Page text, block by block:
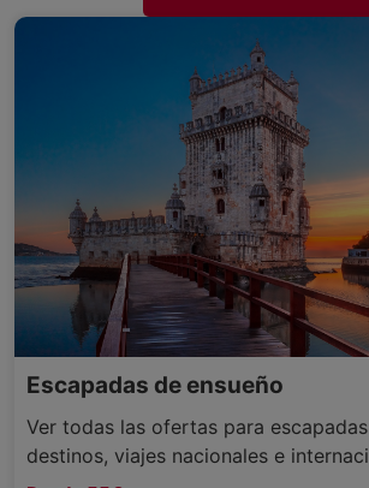
Escapadas de ensueño
Ver todas las ofertas para
destinos, viajes nacionales e